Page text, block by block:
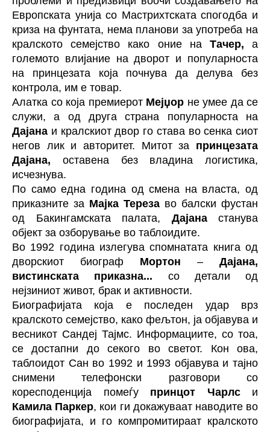
Европската унија со Мастрихтската спогодба и
криза на фунтата, нема планови за употреба на
кралското семејство како оние на Тачер, а
големото влијание на дворот и популарноста
на принцезата која почнува да делува без
контрола, им е товар.
Алатка со која премиерот Мејџор не умее да се
служи, а од друга страна популарноста на
Дајана и кралскиот двор го става во сенка сиот
негов лик и авторитет. Митот за принцезата
Дајана, оставена без владина логистика,
исчезнува.
По само една година од смена на власта, од
приказните за Мајка Тереза во балски фустан
од Бакингамската палата, Дајанастанува
објект за озборување во таблоидите.
Во 1992 година излегува спомнатата книга од
дворскиот биограф Мортон – Дајана,
вистинската приказна... со детали од
нејзиниот живот, брак и активности.
Биографијата која е последен удар врз
кралското семејство, како фељтон, ја објавува и
весникот Сандеј Тајмс. Информациите, со тоа,
се достапни до секого во светот. Кон ова,
таблоидот Сан во 1992 и 1993 објавува и тајно
снимени телефонски разговори со
коресподенција помеѓу принцот Чарлси
Камила Паркер, кои ги докажуваат наводите во
биографијата, и го компромитираат кралското